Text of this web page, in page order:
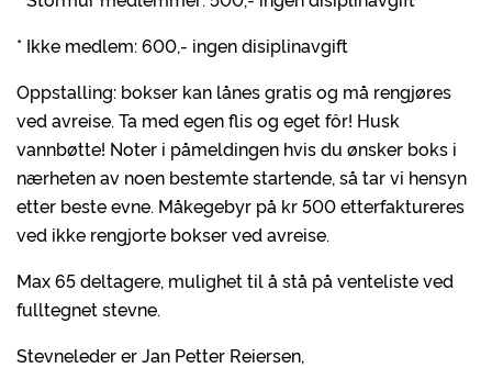
* Ikke medlem: 600,- ingen disiplinavgift
Oppstalling: bokser kan lånes gratis og må rengjøres
ved avreise. Ta med egen flis og eget fôr! Husk
vannbøtte! Noter i påmeldingen hvis du ønsker boks i
nærheten av noen bestemte startende, så tar vi hensyn
etter beste evne. Måkegebyr på kr 500 etterfaktureres
ved ikke rengjorte bokser ved avreise.
Max 65 deltagere, mulighet til å stå på venteliste ved
fulltegnet stevne.
Stevneleder er Jan Petter Reiersen,